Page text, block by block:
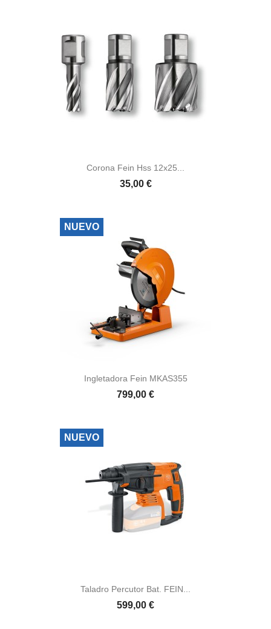
Corona Fein Hss 12x25...
35,00 €
Ingletadora Fein MKAS355
799,00 €
NUEVO
Taladro Percutor Bat. FEIN...
599,00 €
NUEVO